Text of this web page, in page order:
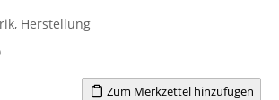
Herstellung
Zum Merkzettel hinzufügen